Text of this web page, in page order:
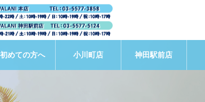
初めての方へ 小川町店 神田駅前店